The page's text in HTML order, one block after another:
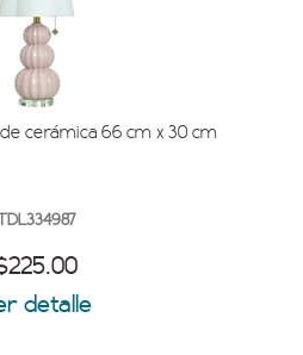
cerámica 66 cm x 30 cm
TDL334987
detalle